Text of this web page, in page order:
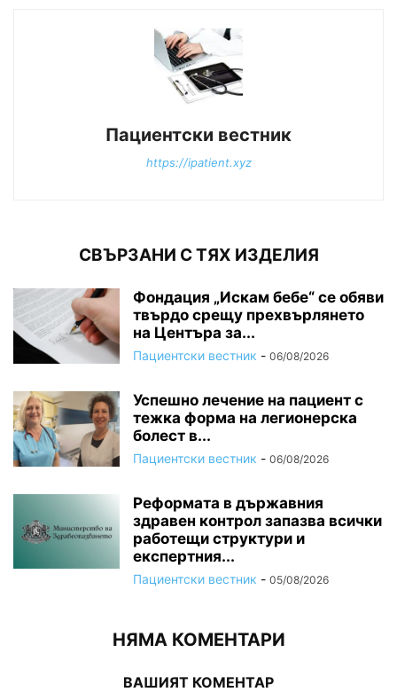
Пациентски вестник
https://ipatient.xyz
СВЪРЗАНИ С ТЯХ ИЗДЕЛИЯ
Фондация „Искам бебе“ се обяви
твърдо срещу прехвърлянето
на Центъра за...
Пациентски вестник - 06/08/2026
Успешно лечение на пациент с
тежка форма на легионерска
болест в...
Пациентски вестник - 06/08/2026
Реформата в държавния
здравен контрол запазва всички
работещи структури и
експертния...
Пациентски вестник - 05/08/2026
НЯМА КОМЕНТАРИ
ВАШИЯТ КОМЕНТАР